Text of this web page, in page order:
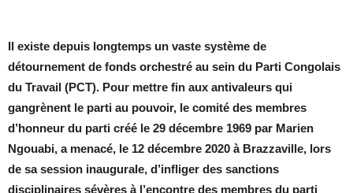
Il existe depuis longtemps un vaste système de
détournement de fonds orchestré au sein du Parti Congolais
du Travail (PCT). Pour mettre fin aux antivaleurs qui
gangrènent le parti au pouvoir, le comité des membres
d’honneur du parti créé le 29 décembre 1969 par Marien
Ngouabi, a menacé, le 12 décembre 2020 à Brazzaville, lors
de sa session inaugurale, d’infliger des sanctions
disciplinaires sévères à l’encontre des membres du parti